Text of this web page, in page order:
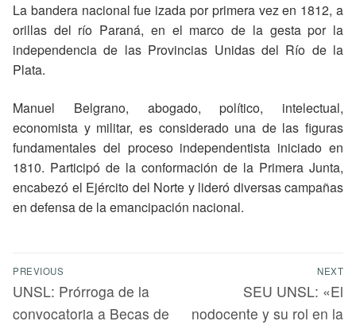
La bandera nacional fue izada por primera vez en 1812, a
orillas del río Paraná, en el marco de la gesta por la
independencia de las Provincias Unidas del Río de la
Plata.
Manuel Belgrano, abogado, político, intelectual,
economista y militar, es considerado una de las figuras
fundamentales del proceso independentista iniciado en
1810. Participó de la conformación de la Primera Junta,
encabezó el Ejército del Norte y lideró diversas campañas
en defensa de la emancipación nacional.
PREVIOUS
UNSL: Prórroga de la
convocatoria a Becas de
NEXT
SEU UNSL: «El
nodocente y su rol en la